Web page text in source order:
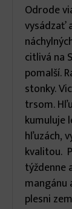
Odrode
vysádzať
citlivá na
pomalší.
stonky.
trsom.
kumuluje
hľuzách,
kvalitou.
týždenne
plesni